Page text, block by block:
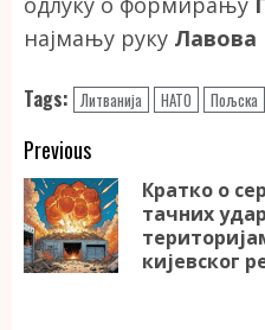
најмању руку Лавова
Tags: Литванија НАТО Пољска
Continue
Reading
Previous
Кратко о
тачних
кијевског